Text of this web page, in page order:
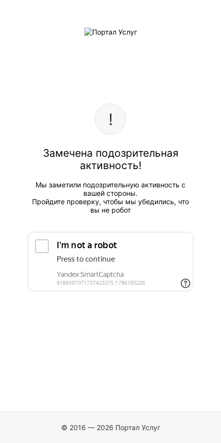
Замечена подозрительная
активность!
Мы заметили подозрительную активность с
вашей стороны.
Пройдите проверку, чтобы мы убедились, что
вы не робот
© 2016 — 2026 Портал Услуг